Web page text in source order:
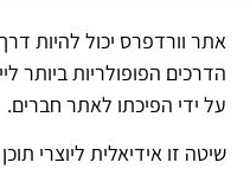
אתר וורדפרס יכול להיות
הדרכים הפופולריות ביותר
על ידי הפיכתו לאתר חברים.
שיטה זו אידיאלית ליוצרי